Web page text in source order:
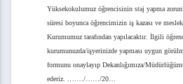
Yüksekokulumuz öğrencisinin staj yapma
süresi boyunca öğrencimizin iş kazası ve meslek
Kurumumuz tarafından yapılacaktır. İlgili
kurumunuzda/işyerinizde yapması uygun
formunu onaylayıp Dekanlığımıza/
ederiz. .……/……/20…